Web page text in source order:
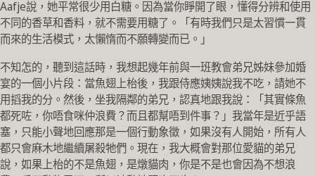
Aafje說，她平常很少用白糖。因為當你睜開了眼，懂得分辨和使用
不同的香草和香料，就不需要用糖了。「有時我們只是太習慣一貫
而來的生活模式，太懶惰而不願轉變而已。」
不知怎的，聽到這話時，我想起幾年前與一班教會弟兄姊妹參加婚
宴的一個小片段：當魚翅上枱後，我跟侍應姨姨說我不吃，請她不
用搯我的分。然後，坐我隔鄰的弟兄，認真地跟我說：「其實條魚
都死咗，你唔食咪仲浪費？而且都幫唔到件事？」我當年是近乎語
塞，只能小聲地回應那是一個行動象徵，如果沒有人開始，所有人
都只會麻木地繼續屠殺牠們。現在，我大概會對那位愛貓的弟兄
說，如果上枱的不是魚翅，是燉貓肉，你是不是也會因為不想浪